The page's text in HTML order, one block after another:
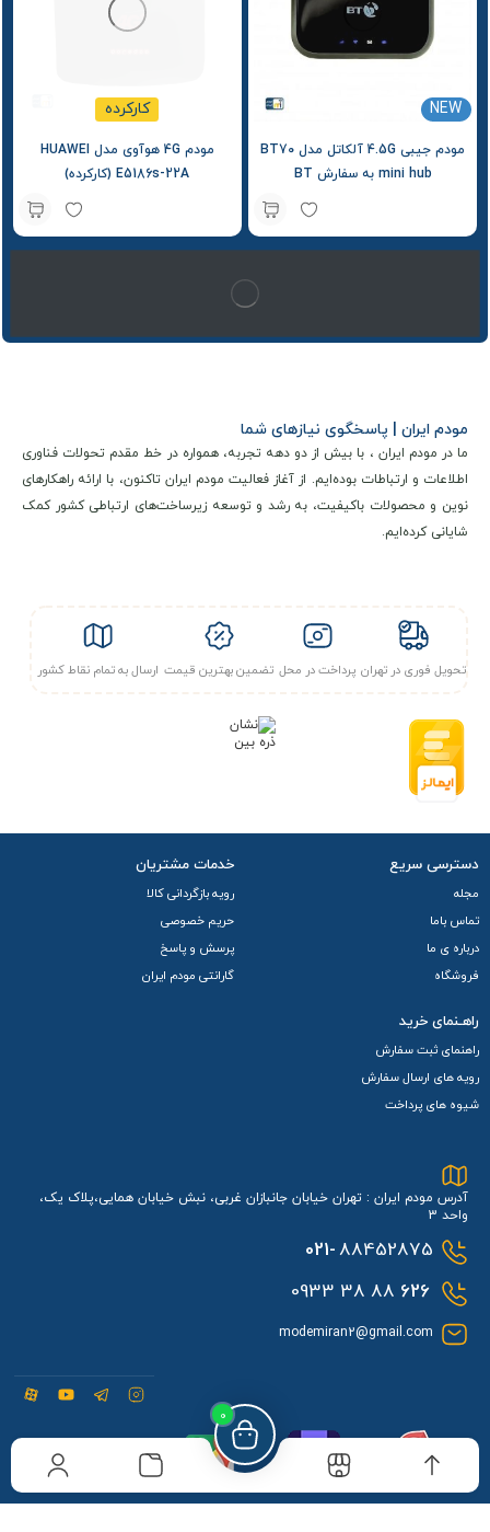
NEW
مودم جیبی 4.5G آلکاتل مدل BT70
mini hub به سفارش BT
کارکرده
مودم 4G هوآوی مدل HUAWEI
E5186s-22A (کارکرده)
0
مودم ایران | پاسخگوی نیازهای شما
ما در مودم ایران ، با بیش از دو دهه تجربه، همواره در خط مقدم تحولات فناوری
اطلاعات و ارتباطات بوده‌ایم. از آغاز فعالیت مودم ایران تاکنون، با ارائه راهکارهای
نوین و محصولات باکیفیت، به رشد و توسعه زیرساخت‌های ارتباطی کشور کمک
شایانی کرده‌ایم.
تحویل فوری در تهران پرداخت در محل تضمین بهترین قیمت ارسال به تمام نقاط کشور
دسترسی سریع
مجله
تماس باما
درباره ی ما
فروشگاه
خدمات مشتریان
رویه بازگردانی کالا
حریم خصوصی
پرسش و پاسخ
گارانتی مودم ایران
راهـنمای خرید
راهنمای ثبت سفارش
رویه های ارسال سفارش
شیوه های پرداخت
آدرس مودم ایران : تهران خیابان جانبازان غربی، نبش خیابان همایی،پلاک یک،
واحد 3
021-88452875
626
88 38 0933
modemiran2@gmail.com